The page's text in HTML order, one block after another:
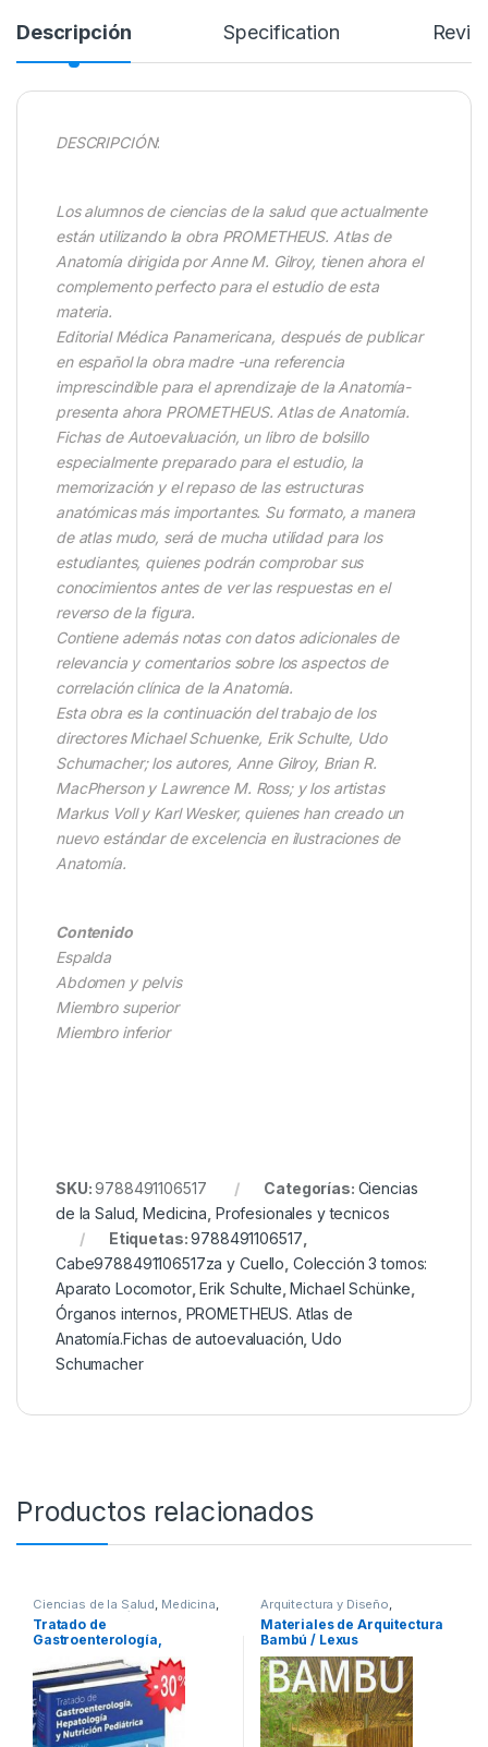
Descripción Specification
DESCRIPCIÓN:
Los alumnos de ciencias de la salud que actualmente
están utilizando la obra PROMETHEUS. Atlas de
Anatomía dirigida por Anne M. Gilroy, tienen ahora el
complemento perfecto para el estudio de esta
materia.
Editorial Médica Panamericana, después de publicar
en español la obra madre -una referencia
imprescindible para el aprendizaje de la Anatomía-
presenta ahora PROMETHEUS. Atlas de Anatomía.
Fichas de Autoevaluación, un libro de bolsillo
especialmente preparado para el estudio, la
memorización y el repaso de las estructuras
anatómicas más importantes. Su formato, a manera
de atlas mudo, será de mucha utilidad para los
estudiantes, quienes podrán comprobar sus
conocimientos antes de ver las respuestas en el
reverso de la figura.
Contiene además notas con datos adicionales de
relevancia y comentarios sobre los aspectos de
correlación clínica de la Anatomía.
Esta obra es la continuación del trabajo de los
directores Michael Schuenke, Erik Schulte, Udo
Schumacher; los autores, Anne Gilroy, Brian R.
MacPherson y Lawrence M. Ross; y los artistas
Markus Voll y Karl Wesker, quienes han creado un
nuevo estándar de excelencia en ilustraciones de
Anatomía.
Contenido
Espalda
Abdomen y pelvis
Miembro superior
Miembro inferior
SKU:9788491106517 Categorías: Ciencias
de la Salud ,Medicina Profesionales y tecnicos
Etiquetas:9788491106517
Cabe9788491106517za y Cuello Colección 3 tomos:
Aparato Locomotor,Erik Schulte ,Michael Schünke
Órganos internos PROMETHEUS. Atlas de
Anatomía.Fichas de autoevaluación ,Udo
Schumacher
Productos relacionados
Ciencias de la Salud Medicina
Pediatría
Profesionales y tecnicos
Tratado de
Gastroenterología,
Hepatología y Nutrición
Pediátrica 2 Tomos –
Oceano
Arquitectura y Diseño
Arquitectura y Urbanismo
Afines,Decoración, Decoración
y Muebles,Diseño
y tecnicos
Materiales de Arquitectura
Bambú / Lexus